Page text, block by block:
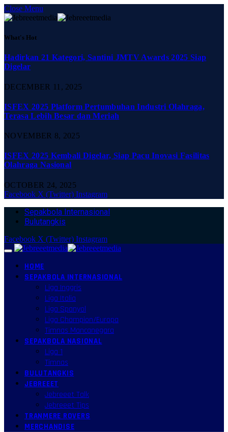
Close Menu
What's Hot
Hadirkan 21 Kategori, Santini JMTV Awards 2025 Siap
Digelar
DECEMBER 11, 2025
ISFEX 2025 Platform Pertumbuhan Industri Olahraga,
Terasa Lebih Besar dan Meriah
NOVEMBER 8, 2025
ISFEX 2025 Kembali Digelar, Siap Pacu Inovasi Fasilitas
Olahraga Nasional
OCTOBER 24, 2025
Facebook X (Twitter) Instagram
Sepakbola Internasional
Bulutangkis
Facebook X (Twitter) Instagram
HOME
SEPAKBOLA INTERNASIONAL
Liga Inggris
Liga Italia
Liga Spanyol
Liga Champion/Europa
Timnas Mancanegara
SEPAKBOLA NASIONAL
Liga 1
Timnas
BULUTANGKIS
JEBREEET
Jebreeet Talk
Jebreeet Tips
TRANMERE ROVERS
MERCHANDISE